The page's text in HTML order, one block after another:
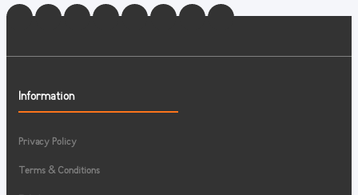
Information
Privacy Policy
Terms & Conditions